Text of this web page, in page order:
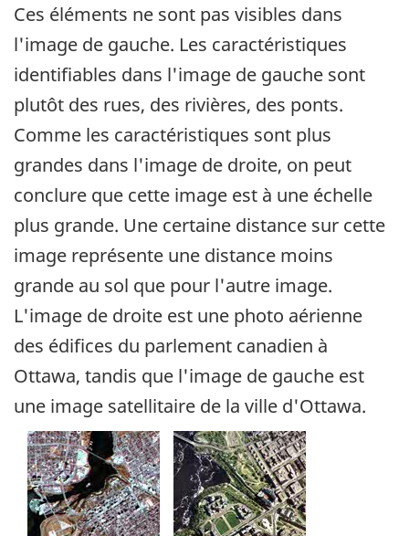
Ces éléments ne sont pas visibles dans
l'image de gauche. Les caractéristiques
identifiables dans l'image de gauche sont
plutôt des rues, des rivières, des ponts.
Comme les caractéristiques sont plus
grandes dans l'image de droite, on peut
conclure que cette image est à une échelle
plus grande. Une certaine distance sur cette
image représente une distance moins
grande au sol que pour l'autre image.
L'image de droite est une photo aérienne
des édifices du parlement canadien à
Ottawa, tandis que l'image de gauche est
une image satellitaire de la ville d'Ottawa.